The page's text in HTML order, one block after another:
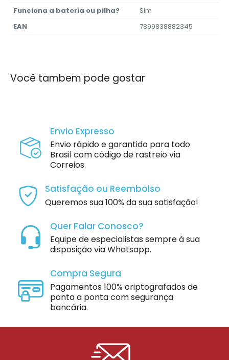
Funciona a bateria ou pilha?
‎Sim
EAN
‎7899838882345
Você tambem pode gostar
Envio Expresso
Envio rápido e garantido para todo
Brasil com código de rastreio via
Correios.
Satisfação ou Reembolso
Queremos sua 100% da sua satisfação!
Quer Falar Conosco?
Equipe de especialistas sempre à sua
disposição via Whatsapp.
Compra Segura
Pagamentos 100% criptografados de
ponta a ponta com segurança
bancária.